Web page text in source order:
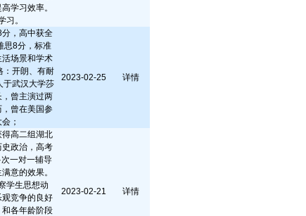
学习效率。
习。
，高中获全
思8分，标准
场景和学术
：开朗、有耐
于武汉大学莎
曾主演过两
曾在美国参
；
2023-02-25 详情
高二组湖北
政治，高考
一对一辅导
意的效果。
学生思想动
竞争的良好
各年龄阶段
2023-02-21 详情